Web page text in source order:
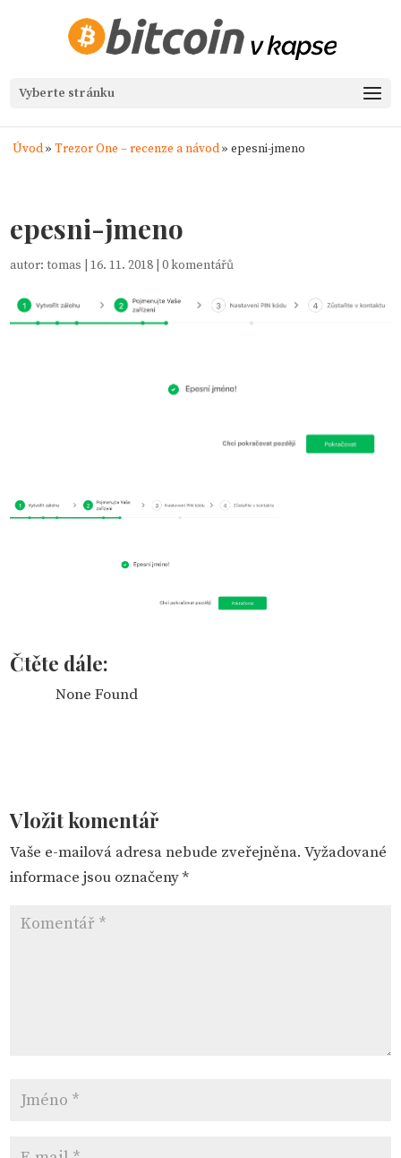
Vyberte stránku
Úvod» Trezor One – recenze a návod» epesni-jmeno
epesni-jmeno
autor:tomas 16. 11. 2018 |0 komentářů
Čtěte dále:
None Found
Vložit komentář
Vaše e-mailová adresa nebude zveřejněna. Vyžadované
informace jsou označeny*